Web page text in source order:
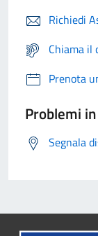
Richiedi
Chiama il
Prenota
Problemi
Segnala